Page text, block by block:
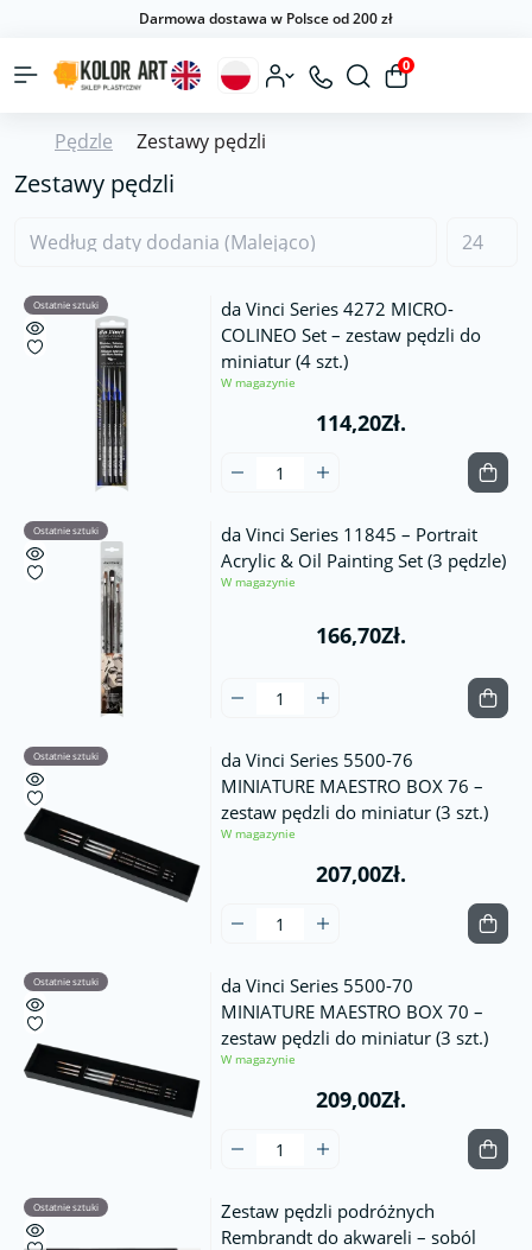
Darmowa dostawa w Polsce od 200 zł
0
Pędzle Zestawy pędzli
Zestawy pędzli
Ostatnie sztuki
da Vinci Series 4272 MICRO-
COLINEO Set – zestaw pędzli do
miniatur (4 szt.)
W magazynie
114,20Zł.
Ostatnie sztuki
da Vinci Series 11845 – Portrait
Acrylic & Oil Painting Set (3 pędzle)
W magazynie
166,70Zł.
Ostatnie sztuki
da Vinci Series 5500-76
MINIATURE MAESTRO BOX 76 –
zestaw pędzli do miniatur (3 szt.)
W magazynie
207,00Zł.
Ostatnie sztuki
da Vinci Series 5500-70
MINIATURE MAESTRO BOX 70 –
zestaw pędzli do miniatur (3 szt.)
W magazynie
209,00Zł.
Ostatnie sztuki
Zestaw pędzli podróżnych
Rembrandt do akwareli – soból